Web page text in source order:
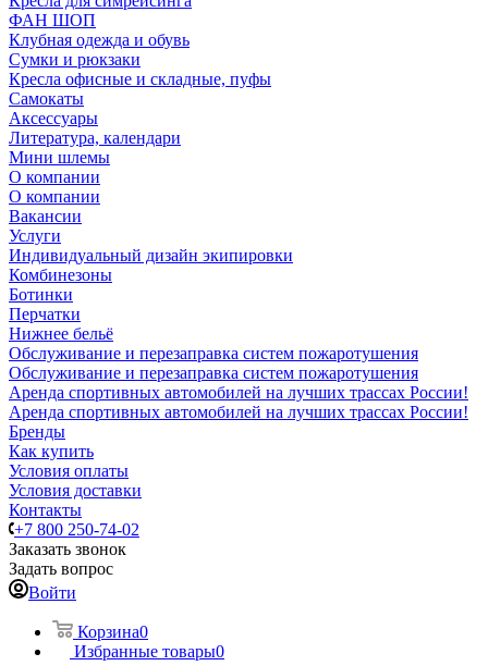
ФАН ШОП
Клубная одежда и обувь
Сумки и рюкзаки
Кресла офисные и складные, пуфы
Самокаты
Аксессуары
Литература, календари
Мини шлемы
О компании
О компании
Вакансии
Услуги
Индивидуальный дизайн экипировки
Комбинезоны
Ботинки
Перчатки
Нижнее бельё
Обслуживание и перезаправка систем пожаротушения
Обслуживание и перезаправка систем пожаротушения
Аренда спортивных автомобилей на лучших трассах России!
Аренда спортивных автомобилей на лучших трассах России!
Бренды
Как купить
Условия оплаты
Условия доставки
Контакты
+7 800 250-74-02
Заказать звонок
Задать вопрос
Войти
Корзина0
Избранные товары0